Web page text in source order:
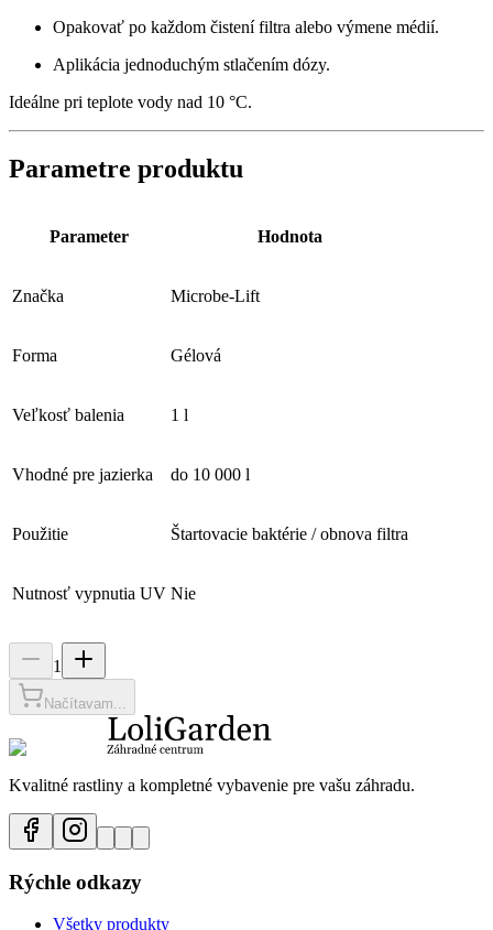
Opakovať po každom čistení filtra alebo výmene médií.
Aplikácia jednoduchým stlačením dózy.
Ideálne pri teplote vody nad 10 °C.
Parametre produktu
Parameter Hodnota
Značka Microbe-Lift
Forma Gélová
Veľkosť balenia 1 l
Vhodné pre jazierka do 10 000 l
Použitie Štartovacie baktérie / obnova filtra
Nutnosť vypnutia UV Nie
1
Načítavam...
Kvalitné rastliny a kompletné vybavenie pre vašu záhradu.
Rýchle odkazy
Všetky produkty